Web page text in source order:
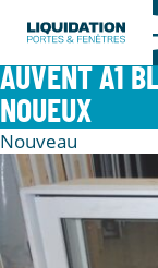
AUVENT A1
NOUEUX
Nouveau